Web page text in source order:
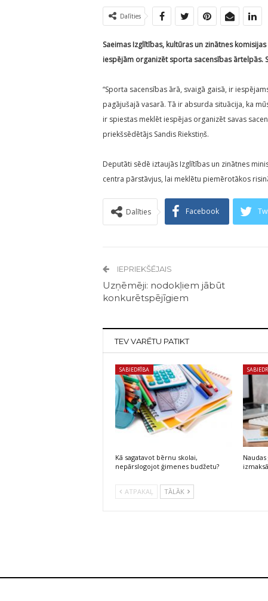
Dalīties
Saeimas Izglītības, kultūras un zinātnes
iespējām organizēt sporta sacensības
“Sporta sacensības ārā, svaigā gaisā, ir
pagājušajā vasarā. Tā ir absurda situācija, ka
ir spiestas meklēt iespējas organizēt savas
priekšsēdētājs Sandis Riekstiņš.
Deputāti sēdē iztaujās Izglītības un zinātnes
centra pārstāvjus, lai meklētu piemērotākos
Dalīties Facebook
IEPRIEKŠĒJAIS
Uzņēmēji: nodokļiem jābūt
konkurētspējīgiem
TEV VARĒTU PATIKT
SABIEDRĪBA
Kā sagatavot bērnu skolai,
nepārslogojot ģimenes budžetu?
ATPAKAĻ TĀLĀK